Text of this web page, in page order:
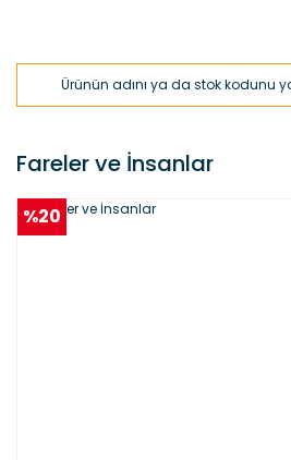
Fareler ve İnsanlar
%20